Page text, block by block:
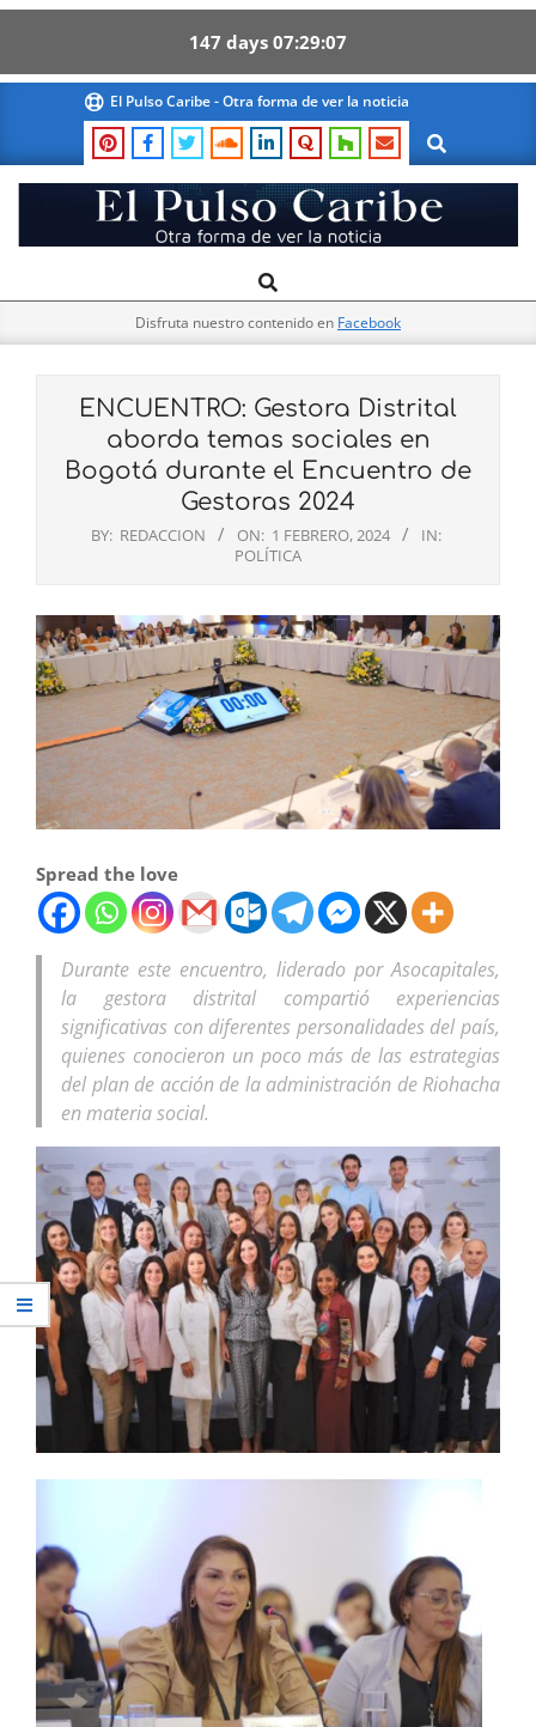
147 days 07 29 07
content
El Pulso Caribe - Otra forma de ver la noticia
Search
El
Pulso
Navigation
Search
Disfruta nuestro contenido en Facebook
ENCUENTRO: Gestora Distrital
aborda temas sociales en
Bogotá durante el Encuentro de
Gestoras 2024
BY: REDACCION ON: 1 FEBRERO, 2024
IN:
POLÍTICA
Spread the love
Durante este encuentro, liderado por Asocapitales,
la gestora distrital compartió experiencias
significativas con diferentes personalidades del país,
quienes conocieron un poco más de las estrategias
del plan de acción de la administración de Riohacha
en materia social.